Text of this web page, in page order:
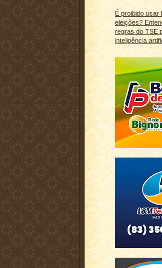
É proibido usar
eleições?
regras do TSE
inteligência